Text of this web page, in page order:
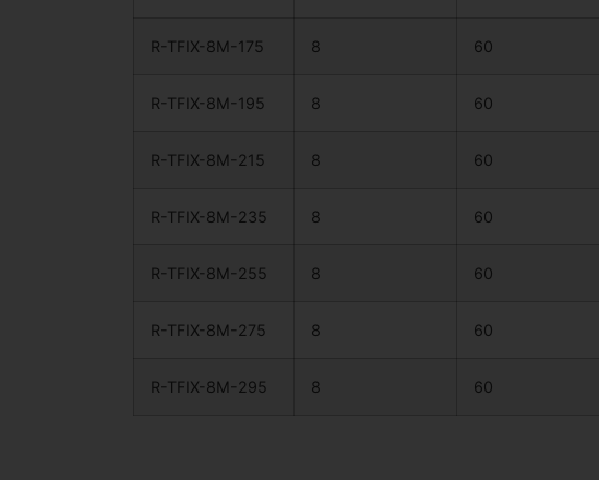
R-TFIX-8M-175 8 60
R-TFIX-8M-195 8 60
R-TFIX-8M-215 8 60
R-TFIX-8M-235 8 60
R-TFIX-8M-255 8 60
R-TFIX-8M-275 8 60
R-TFIX-8M-295 8 60